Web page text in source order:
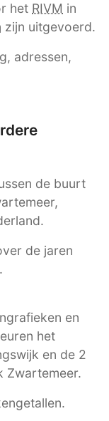
het RIVM in
zijn uitgevoerd.
adressen,
de buurt
de jaren
en
het
en de 2
Zwartemeer.